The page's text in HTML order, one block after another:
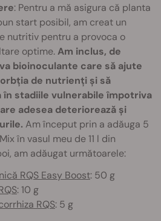
: Pentru a mă asigura că planta
start posibil, am creat un
nutritiv pentru a provoca o
optime.Am inclus, de
bioinoculante care să ajute
de nutrienți și să
în stadiile vulnerabile împotriva
adesea deteriorează și
Am început prin a adăuga 5
în vasul meu de 11 l din
am adăugat următoarele:
RQS Easy Boost: 50 g
: 10 g
RQS: 5 g